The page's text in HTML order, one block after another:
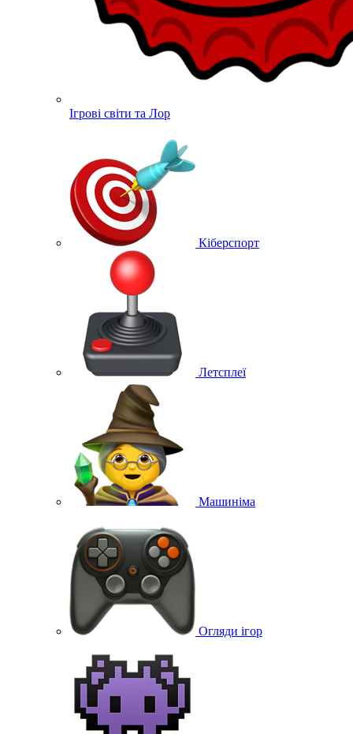
Ігрові світи та Лор
Кіберспорт
Летсплеї
Машиніма
Огляди ігор